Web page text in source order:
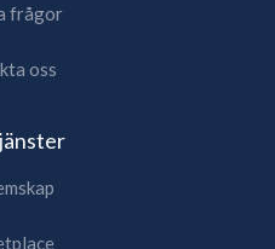
frågor
oss